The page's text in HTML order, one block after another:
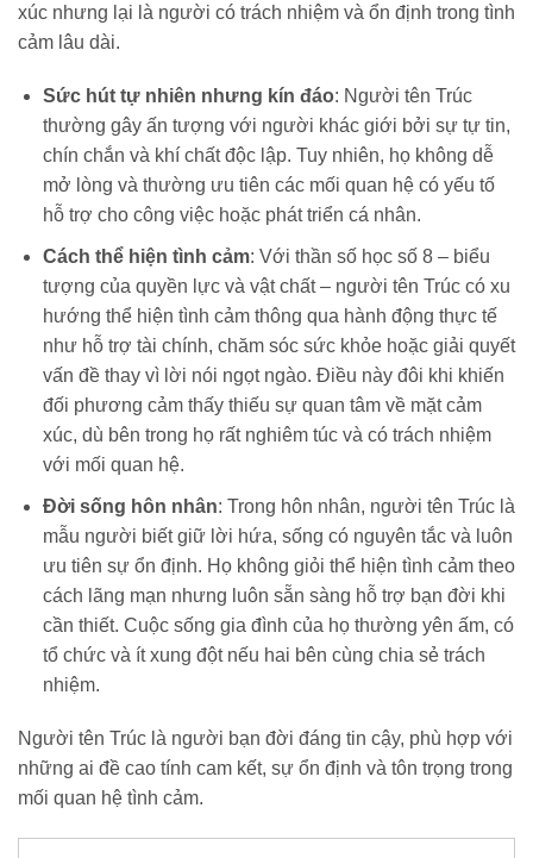
xúc nhưng lại là người có trách nhiệm và ổn định trong tình
cảm lâu dài.
Sức hút tự nhiên nhưng kín đáo: Người tên Trúc
thường gây ấn tượng với người khác giới bởi sự tự tin,
chín chắn và khí chất độc lập. Tuy nhiên, họ không dễ
mở lòng và thường ưu tiên các mối quan hệ có yếu tố
hỗ trợ cho công việc hoặc phát triển cá nhân.
Cách thể hiện tình cảm: Với thần số học số 8 – biểu
tượng của quyền lực và vật chất – người tên Trúc có xu
hướng thể hiện tình cảm thông qua hành động thực tế
như hỗ trợ tài chính, chăm sóc sức khỏe hoặc giải quyết
vấn đề thay vì lời nói ngọt ngào. Điều này đôi khi khiến
đối phương cảm thấy thiếu sự quan tâm về mặt cảm
xúc, dù bên trong họ rất nghiêm túc và có trách nhiệm
với mối quan hệ.
Đời sống hôn nhân: Trong hôn nhân, người tên Trúc là
mẫu người biết giữ lời hứa, sống có nguyên tắc và luôn
ưu tiên sự ổn định. Họ không giỏi thể hiện tình cảm theo
cách lãng mạn nhưng luôn sẵn sàng hỗ trợ bạn đời khi
cần thiết. Cuộc sống gia đình của họ thường yên ấm, có
tổ chức và ít xung đột nếu hai bên cùng chia sẻ trách
nhiệm.
Người tên Trúc là người bạn đời đáng tin cậy, phù hợp với
những ai đề cao tính cam kết, sự ổn định và tôn trọng trong
mối quan hệ tình cảm.